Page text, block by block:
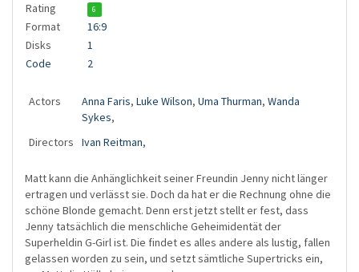
Rating
6
Format
16:9
Disks
1
Code
2
Actors Anna Faris, Luke Wilson, Uma Thurman, Wanda
Sykes,
Directors
Ivan Reitman,
Matt kann die Anhänglichkeit seiner Freundin Jenny nicht länger
ertragen und verlässt sie. Doch da hat er die Rechnung ohne die
schöne Blonde gemacht. Denn erst jetzt stellt er fest, dass
Jenny tatsächlich die menschliche Geheimidentät der
Superheldin G-Girl ist. Die findet es alles andere als lustig, fallen
gelassen worden zu sein, und setzt sämtliche Supertricks ein,